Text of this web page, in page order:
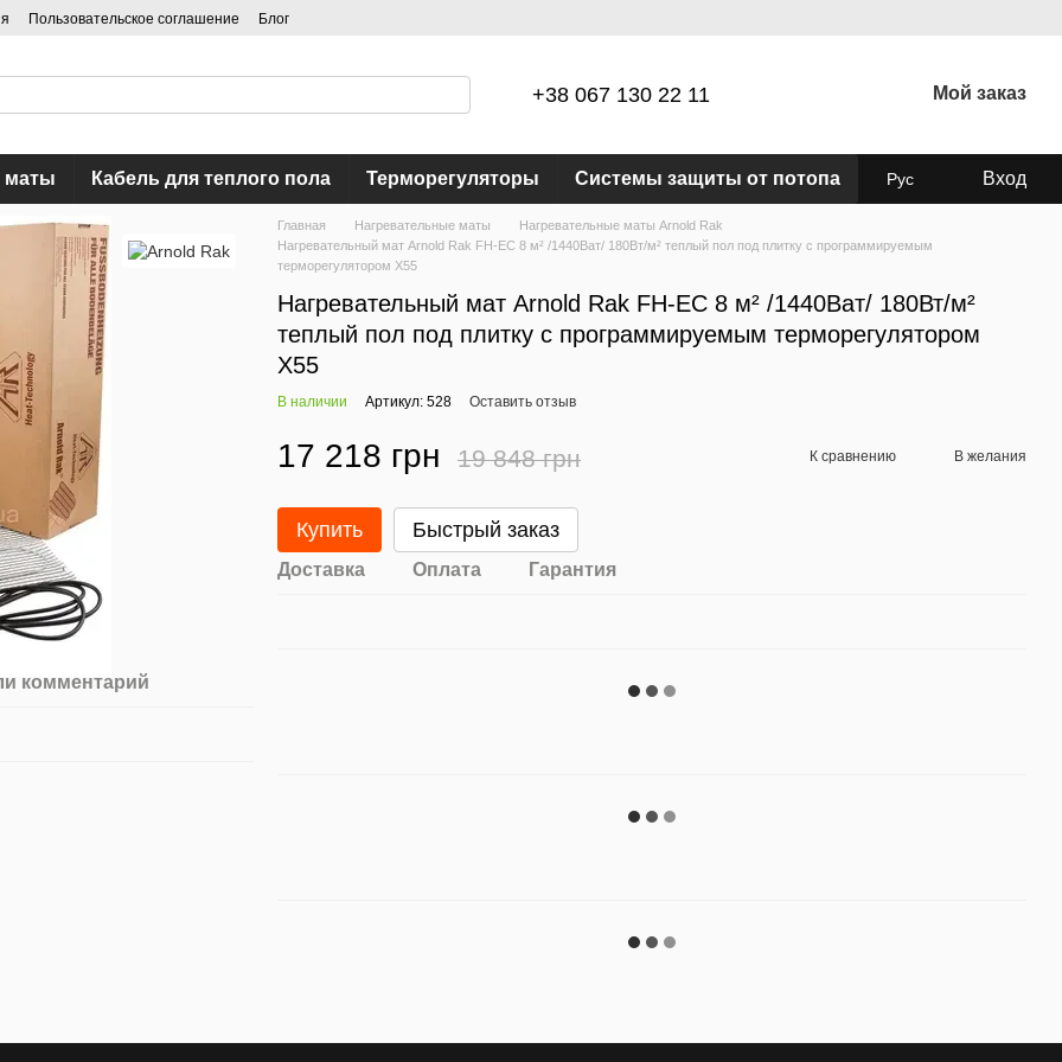
Пользовательское соглашение Блог
+38 067 130 22 11 Мой заказ
маты Кабель для теплого пола Терморегуляторы Системы защиты от потопа Рус Вход
комментарий
Главная Нагревательные маты
Нагревательные маты Arnold Rak
Нагревательный мат Arnold Rak FH-EC 8 м² /1440Ват/ 180Вт/м² теплый пол под плитку c программируемым
терморегулятором Х55
Нагревательный мат Arnold Rak FH-EC 8 м² /1440Ват/ 180Вт/м²
теплый пол под плитку c программируемым терморегулятором
Х55
В наличии Артикул: 528 Оставить отзыв
17 218 грн 19 848 грн К сравнению В желания
Купить Быстрый заказ
Доставка Оплата Гарантия